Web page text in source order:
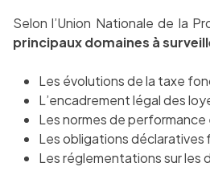
Selon l’Union Nationale de la
principaux domaines à
Les évolutions de la taxe
L’encadrement légal des
Les normes de
Les obligations déclaratives
Les réglementations sur les